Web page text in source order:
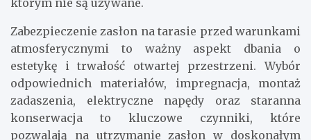
którym nie są używane.
Zabezpieczenie zasłon na tarasie przed warunkami
atmosferycznymi to ważny aspekt dbania o
estetykę i trwałość otwartej przestrzeni. Wybór
odpowiednich materiałów, impregnacja, montaż
zadaszenia, elektryczne napędy oraz staranna
konserwacja to kluczowe czynniki, które
pozwalają na utrzymanie zasłon w doskonałym